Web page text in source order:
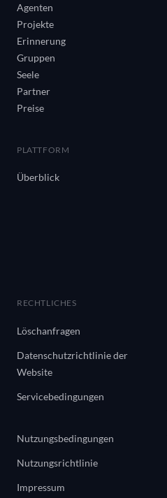
Agenten
Projekte
Erinnerung
Gruppen
Seele
Partner
Preise
PLATTFORM
Überblick
RECHTLICHES
Löschanfragen
Datenschutzrichtlinie der
Website
Servicebedingungen
Nutzungsbedingungen
Nutzungsrichtlinie
Impressum